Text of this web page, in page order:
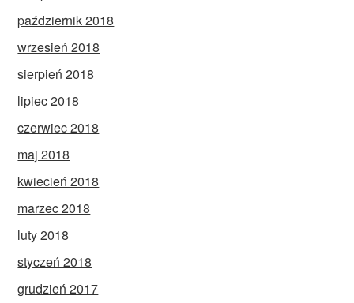
październik 2018
wrzesień 2018
sierpień 2018
lipiec 2018
czerwiec 2018
maj 2018
kwiecień 2018
marzec 2018
luty 2018
styczeń 2018
grudzień 2017